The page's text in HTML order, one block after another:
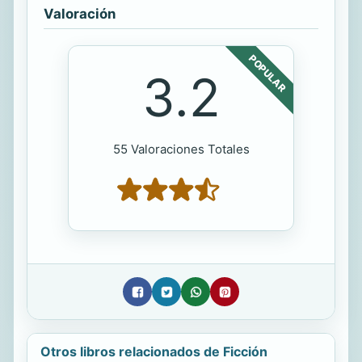
Valoración
POPULAR
3.2
55 Valoraciones Totales
Otros libros relacionados de Ficción